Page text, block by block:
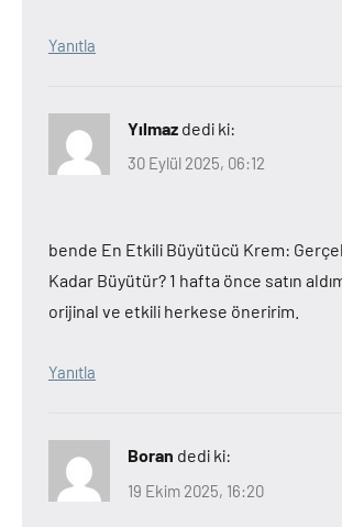
Yanıtla
Yılmaz dedi ki:
30 Eylül 2025, 06:12
bende En Etkili Büyütücü Krem:
Kadar Büyütür? 1 hafta önce satın
orijinal ve etkili herkese öneririm.
Yanıtla
Boran dedi ki:
19 Ekim 2025, 16:20